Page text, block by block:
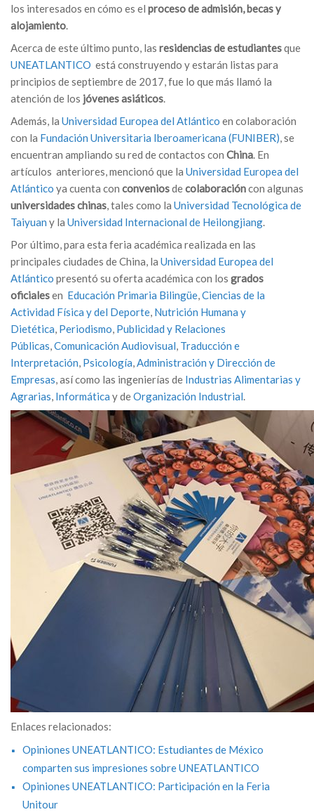
los interesados en cómo es el proceso de admisión, becas y
alojamiento.
Acerca de este último punto, las residencias de estudiantesque
UNEATLANTICO está construyendo y estarán listas para
principios de septiembre de 2017, fue lo que más llamó la
atención de los jóvenes asiáticos.
Además, la Universidad Europea del Atlántico en colaboración
con la Fundación Universitaria Iberoamericana (FUNIBER), se
encuentran ampliando su red de contactos con China. En
artículos anteriores, mencionó que la Universidad Europea del
Atlántico ya cuenta con conveniosdecolaboracióncon algunas
universidadeschinas, tales como la Universidad Tecnológica de
Taiyuan y la Universidad Internacional de Heilongjiang.
Por último, para esta feria académica realizada en las
principales ciudades de China, la Universidad Europea del
Atlántico presentó su oferta académica con los grados
oficialesen Educación Primaria Bilingüe,Ciencias de la
Actividad Física y del Deporte, Nutrición Humana y
Dietética, Periodismo, Publicidad y Relaciones
Públicas,Comunicación Audiovisual, Traducción e
Interpretación, Psicología,Administración y Dirección de
Empresas, así como las ingenierías de Industrias Alimentarias y
Agrarias, Informática y deOrganización Industrial.
Enlaces relacionados:
Opiniones UNEATLANTICO: Estudiantes de México
comparten sus impresiones sobre UNEATLANTICO
Opiniones UNEATLANTICO: Participación en la Feria
Unitour